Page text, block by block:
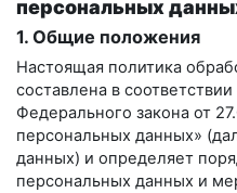
персональных
1. Общие положения
Настоящая политика
составлена в
Федерального закона от
персональных данных»
данных) и определяет
персональных данных и